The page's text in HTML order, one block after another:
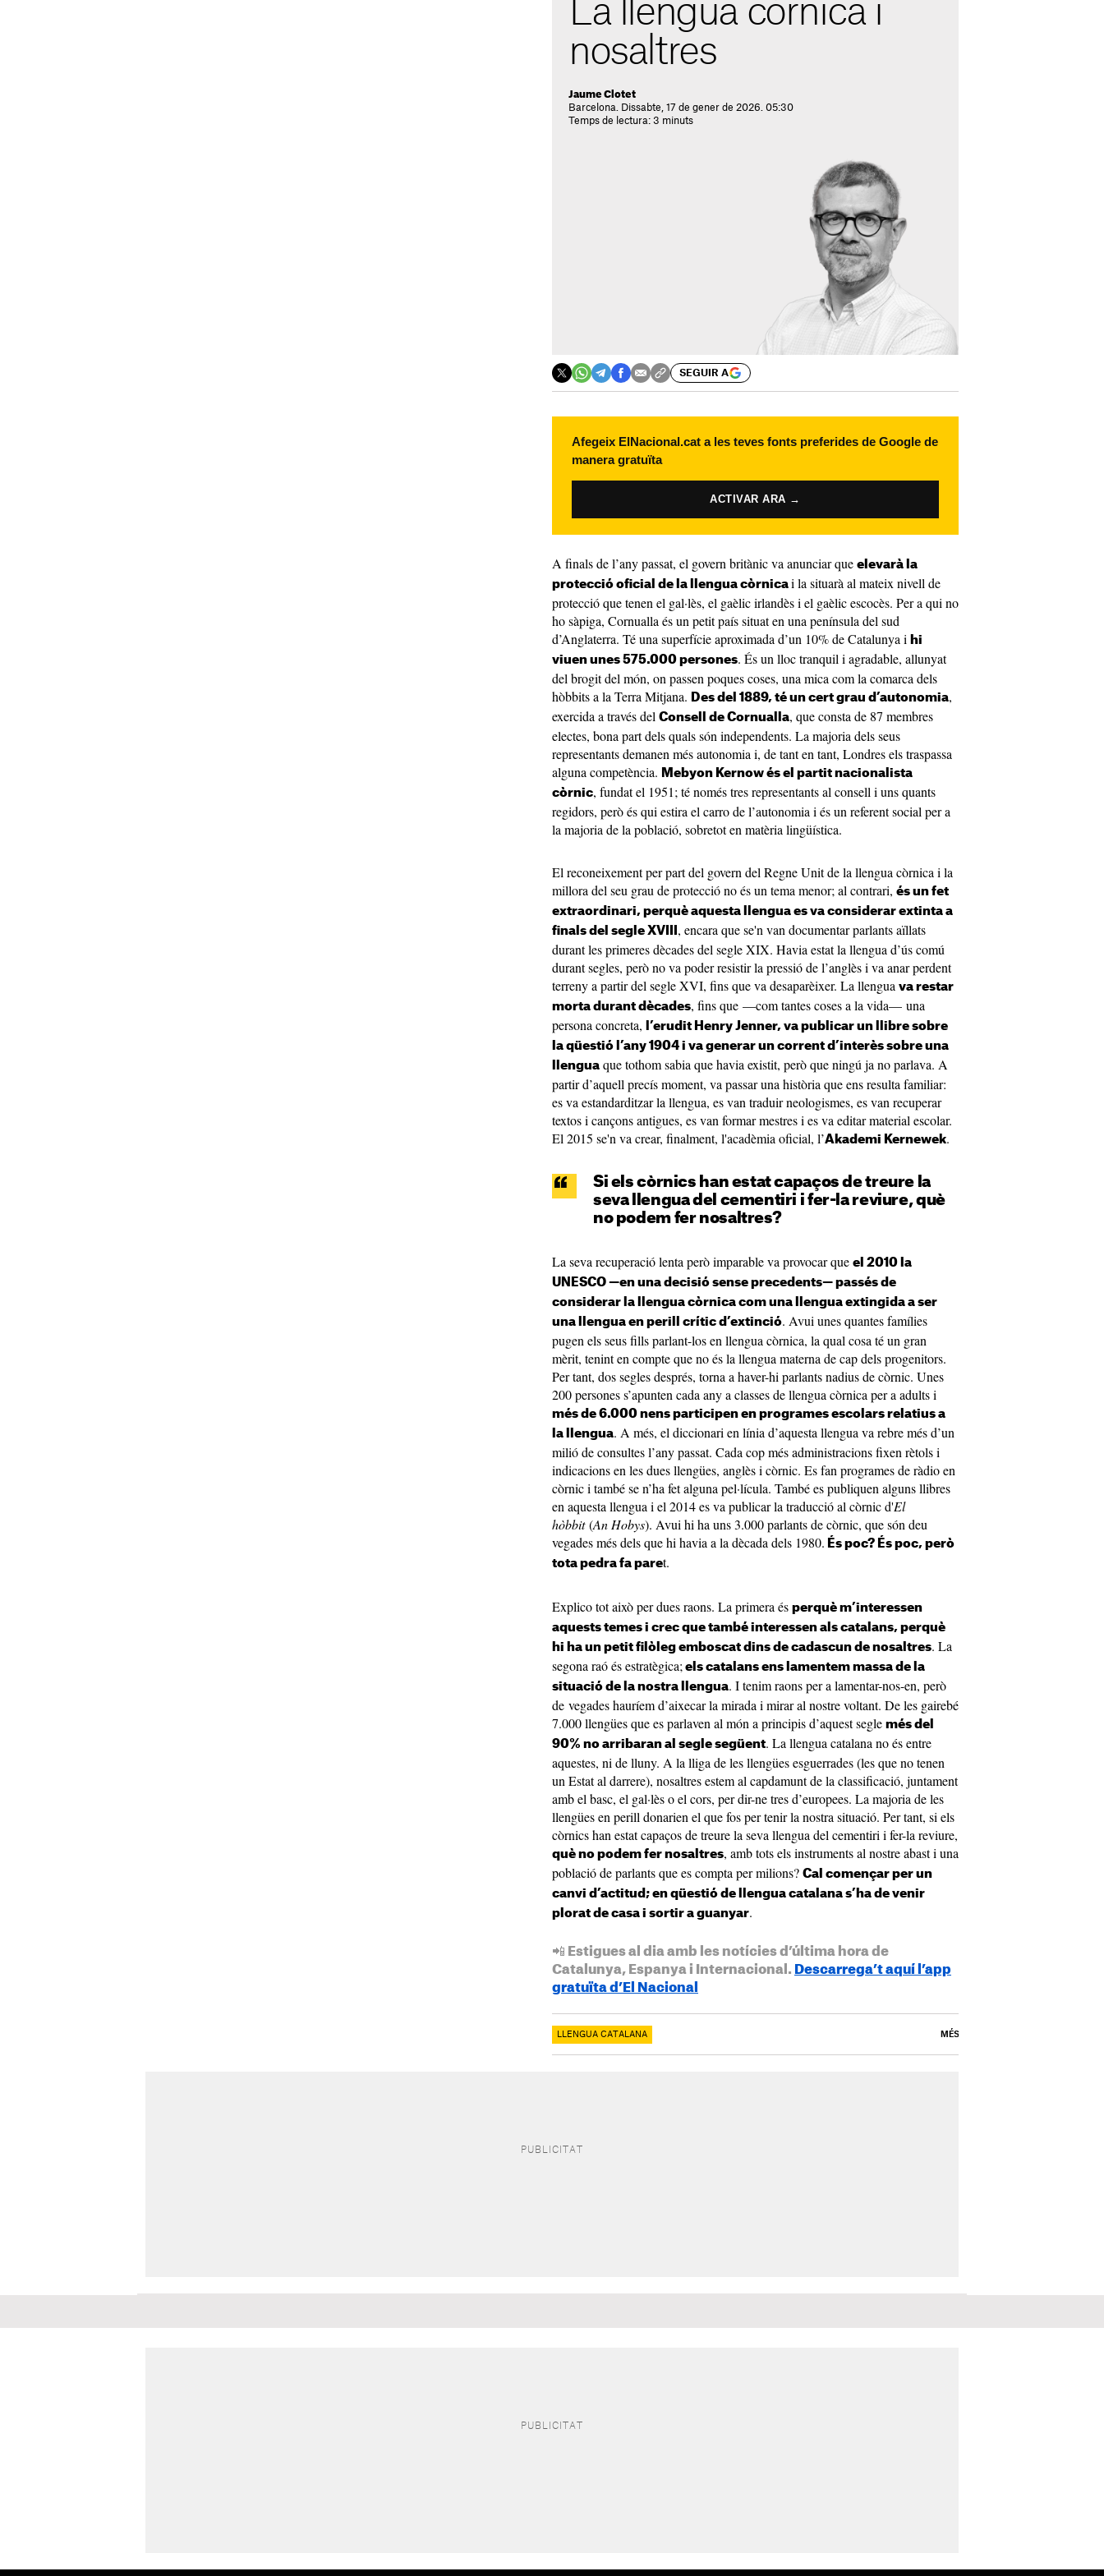
La llengua còrnica i
nosaltres
Jaume Clotet
Barcelona. Dissabte, 17 de gener de 2026. 05:30
Temps de lectura: 3 minuts
SEGUIR A
Afegeix ElNacional.cat a les teves fonts preferides de Google de
manera gratuïta
ACTIVAR ARA →
A finals de l’any passat, el govern britànic va anunciar que elevarà la
protecció oficial de la llengua còrnica i la situarà al mateix nivell de
protecció que tenen el gal·lès, el gaèlic irlandès i el gaèlic escocès. Per a qui no
ho sàpiga, Cornualla és un petit país situat en una península del sud
d’Anglaterra. Té una superfície aproximada d’un 10% de Catalunya i hi
viuen unes 575.000 persones. És un lloc tranquil i agradable, allunyat
del brogit del món, on passen poques coses, una mica com la comarca dels
hòbbits a la Terra Mitjana. Des del 1889, té un cert grau d’autonomia,
exercida a través del Consell de Cornualla, que consta de 87 membres
electes, bona part dels quals són independents. La majoria dels seus
representants demanen més autonomia i, de tant en tant, Londres els traspassa
alguna competència. Mebyon Kernow és el partit nacionalista
còrnic, fundat el 1951; té només tres representants al consell i uns quants
regidors, però és qui estira el carro de l’autonomia i és un referent social per a
la majoria de la població, sobretot en matèria lingüística.
El reconeixement per part del govern del Regne Unit de la llengua còrnica i la
millora del seu grau de protecció no és un tema menor; al contrari, és un fet
extraordinari, perquè aquesta llengua es va considerar extinta a
finals del segle XVIII , encara que se'n van documentar parlants aïllats
durant les primeres dècades del segle XIX. Havia estat la llengua d’ús comú
durant segles, però no va poder resistir la pressió de l’anglès i va anar perdent
terreny a partir del segle XVI, fins que va desaparèixer. La llengua va restar
morta durant dècades, fins que —com tantes coses a la vida— una
persona concreta,
l’erudit Henry Jenner, va publicar un llibre sobre
la qüestió l’any 1904 i va generar un corrent d’interès sobre una
llengua que tothom sabia que havia existit, però que ningú ja no parlava. A
partir d’aquell precís moment, va passar una història que ens resulta familiar:
es va estandarditzar la llengua, es van traduir neologismes, es van recuperar
textos i cançons antigues, es van formar mestres i es va editar material escolar.
El 2015 se'n va crear, finalment, l'acadèmia oficial, l’Akademi Kernewek.
Si els còrnics han estat capaços de treure la
seva llengua del cementiri i fer-la reviure, què
no podem fer nosaltres?
La seva recuperació lenta però imparable va provocar que el 2010 la
UNESCO —en una decisió sense precedents— passés de
considerar la llengua còrnica com una llengua extingida a ser
una llengua en perill crític d’extinció. Avui unes quantes famílies
pugen els seus fills parlant-los en llengua còrnica, la qual cosa té un gran
mèrit, tenint en compte que no és la llengua materna de cap dels progenitors.
Per tant, dos segles després, torna a haver-hi parlants nadius de còrnic. Unes
200 persones s’apunten cada any a classes de llengua còrnica per a adults i
més de 6.000 nens participen en programes escolars relatius a
la llengua. A més, el diccionari en línia d’aquesta llengua va rebre més d’un
milió de consultes l’any passat. Cada cop més administracions fixen rètols i
indicacions en les dues llengües, anglès i còrnic. Es fan programes de ràdio en
còrnic i també se n’ha fet alguna pel·lícula. També es publiquen alguns llibres
en aquesta llengua i el 2014 es va publicar la traducció al còrnic d'El
hòbbit(An Hobys). Avui hi ha uns 3.000 parlants de còrnic, que són deu
vegades més dels que hi havia a la dècada dels 1980. És poc? És poc, però
tota pedra fa paret.
Explico tot això per dues raons. La primera és perquè m’interessen
aquests temes i crec que també interessen als catalans, perquè
hi ha un petit filòleg emboscat dins de cadascun de nosaltres. La
segona raó és estratègica; els catalans ens lamentem massa de la
situació de la nostra llengua. I tenim raons per a lamentar-nos-en, però
de vegades hauríem d’aixecar la mirada i mirar al nostre voltant. De les gairebé
7.000 llengües que es parlaven al món a principis d’aquest segle més del
90% no arribaran al segle següent. La llengua catalana no és entre
aquestes, ni de lluny. A la lliga de les llengües esguerrades (les que no tenen
un Estat al darrere), nosaltres estem al capdamunt de la classificació, juntament
amb el basc, el gal·lès o el cors, per dir-ne tres d’europees. La majoria de les
llengües en perill donarien el que fos per tenir la nostra situació. Per tant, si els
còrnics han estat capaços de treure la seva llengua del cementiri i fer-la reviure,
què no podem fer nosaltres, amb tots els instruments al nostre abast i una
població de parlants que es compta per milions? Cal començar per un
canvi d’actitud; en qüestió de llengua catalana s’ha de venir
plorat de casa i sortir a guanyar.
📲 Estigues al dia amb les notícies d’última hora de
Catalunya, Espanya i Internacional. Descarrega’t aquí l’app
gratuïta d’El Nacional
LLENGUA CATALANA MÉS